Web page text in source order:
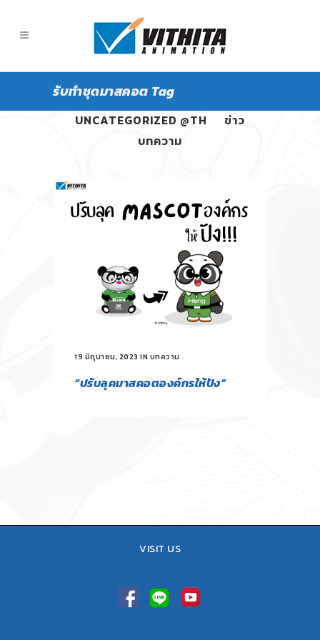
รับทำชุดมาสคอต Tag
ALL
PANGPOND
UNCATEGORIZED @TH
ข่าว
บทความ
19 มิถุนายน, 2023 IN บทความ
“ปรับลุคมาสคอตองค์กรให้ปัง”
VISIT US